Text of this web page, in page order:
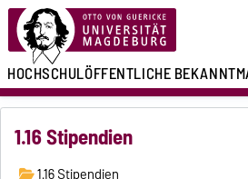
HOCHSCHULÖFFENTLICHE
1.16 Stipendien
1.16 Stipendien